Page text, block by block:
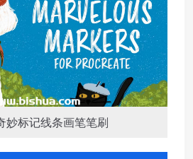
标记线条画笔笔刷